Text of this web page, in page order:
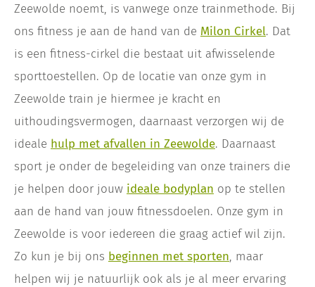
Zeewolde noemt, is vanwege onze trainmethode. Bij
ons fitness je aan de hand van de Milon Cirkel. Dat
is een fitness-cirkel die bestaat uit afwisselende
sporttoestellen. Op de locatie van onze gym in
Zeewolde train je hiermee je kracht en
uithoudingsvermogen, daarnaast verzorgen wij de
ideale hulp met afvallen in Zeewolde. Daarnaast
sport je onder de begeleiding van onze trainers die
je helpen door jouw ideale bodyplan op te stellen
aan de hand van jouw fitnessdoelen. Onze gym in
Zeewolde is voor iedereen die graag actief wil zijn.
Zo kun je bij ons beginnen met sporten, maar
helpen wij je natuurlijk ook als je al meer ervaring